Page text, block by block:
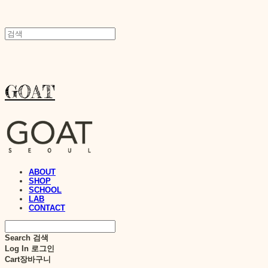
GOAT
ABOUT
SHOP
SCHOOL
LAB
CONTACT
Search 검색
Log In 로그인
Cart장바구니